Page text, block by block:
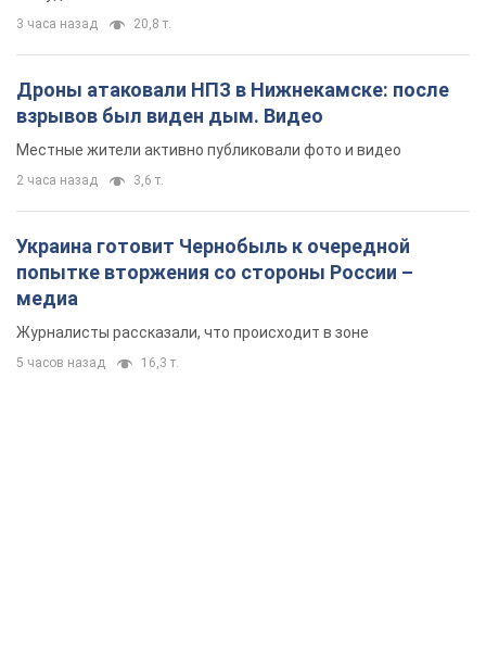
3 часа назад 20,8 т.
Дроны атаковали НПЗ в Нижнекамске: после
взрывов был виден дым. Видео
Местные жители активно публиковали фото и видео
2 часа назад 3,6 т.
Украина готовит Чернобыль к очередной
попытке вторжения со стороны России –
медиа
Журналисты рассказали, что происходит в зоне
5 часов назад 16,3 т.